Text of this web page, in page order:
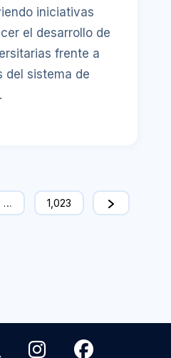
iniciativas
el desarrollo de
frente a
del sistema de
… 1,023